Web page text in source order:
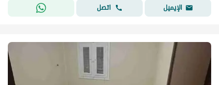
الإيميل
اتصل